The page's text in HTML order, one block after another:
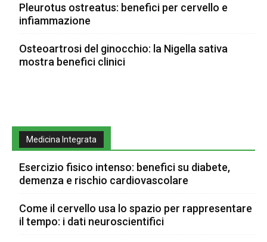
Pleurotus ostreatus: benefici per cervello e
infiammazione
Osteoartrosi del ginocchio: la Nigella sativa
mostra benefici clinici
Medicina Integrata
Esercizio fisico intenso: benefici su diabete,
demenza e rischio cardiovascolare
Come il cervello usa lo spazio per rappresentare
il tempo: i dati neuroscientifici